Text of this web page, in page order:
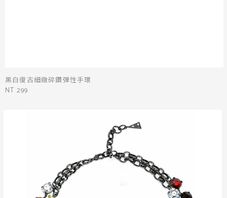
黑白復古細緻碎鑽彈性手環
NT 299